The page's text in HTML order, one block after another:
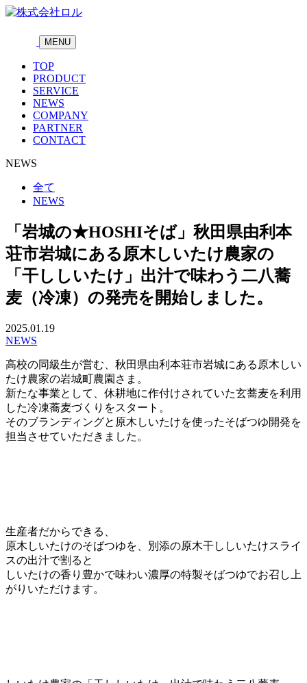
MENU
TOP
PRODUCT
SERVICE
NEWS
COMPANY
PARTNER
CONTACT
NEWS
全て
NEWS
「岩城の★HOSHIそば」秋田県由利本
荘市岩城にある原木しいたけ農家の
「干ししいたけ」出汁で味わう二八蕎
麦（冷凍）の発売を開始しました。
2025.01.19
NEWS
高校の同級生が営む、秋田県由利本荘市岩城にある原木しい
たけ農家の岩城町農園さま。
新たな事業として、休耕地に作付けされていた玄蕎麦を利用
した冷凍蕎麦づくりをスタート。
そのブランディングと原木しいたけを使ったそばつゆ開発を
担当させていただきました。
生産者だからできる、
原木しいたけのそばつゆを、別添の原木干ししいたけスライ
スの出汁で割ると
しいたけの香り豊かで味わい濃厚の特製そばつゆでお召し上
がりいただけます。